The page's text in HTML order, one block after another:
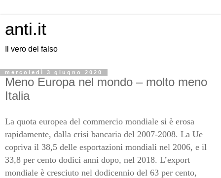
anti.it
Il vero del falso
mercoledì 3 giugno 2020
Meno Europa nel mondo – molto meno
Italia
La quota europea del commercio mondiale si è erosa
rapidamente, dalla crisi bancaria del 2007-2008. La Ue
copriva il 38,5 delle esportazioni mondiali nel 2006, e il
33,8 per cento dodici anni dopo, nel 2018. L’export
mondiale è cresciuto nel dodicennio del 63 per cento,